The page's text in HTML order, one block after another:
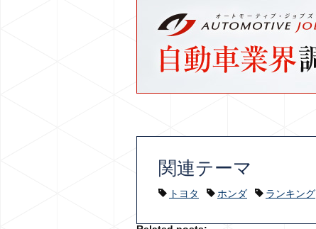
関連テーマ
トヨタ ホンダ ランキング